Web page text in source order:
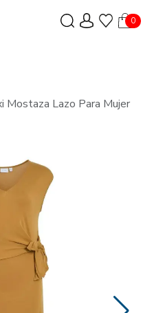
0
Mostaza Lazo Para Mujer